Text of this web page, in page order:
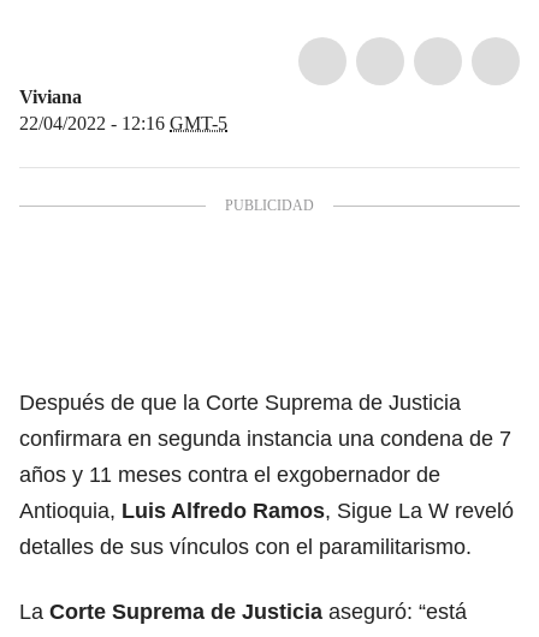
Viviana
22/04/2022 - 12:16 GMT-5
Después de que la Corte Suprema de Justicia
confirmara en segunda instancia una condena de 7
años y 11 meses contra el exgobernador de
Antioquia, Luis Alfredo Ramos, Sigue La W reveló
detalles de sus vínculos con el paramilitarismo.
La Corte Suprema de Justicia aseguró: “está